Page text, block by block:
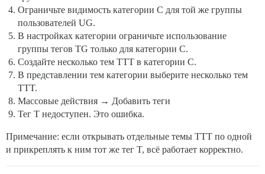
Ограничьте видимость категории C для той же группы
пользователей UG.
В настройках категории ограничьте использование
группы тегов TG только для категории C.
Создайте несколько тем TTT в категории C.
В представлении тем категории выберите несколько тем
TTT.
Массовые действия → Добавить теги
Тег T недоступен. Это ошибка.
Примечание: если открывать отдельные темы TTT по одной
и прикреплять к ним тот же тег T, всё работает корректно.